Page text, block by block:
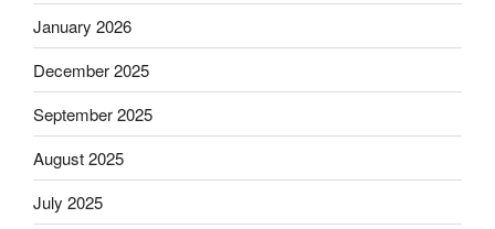
January 2026
December 2025
September 2025
August 2025
July 2025